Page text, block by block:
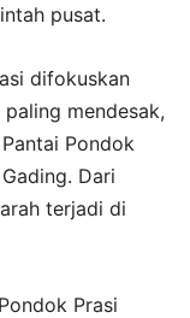
pusat.
difokuskan
mendesak,
Pondok
Dari
terjadi di
Prasi